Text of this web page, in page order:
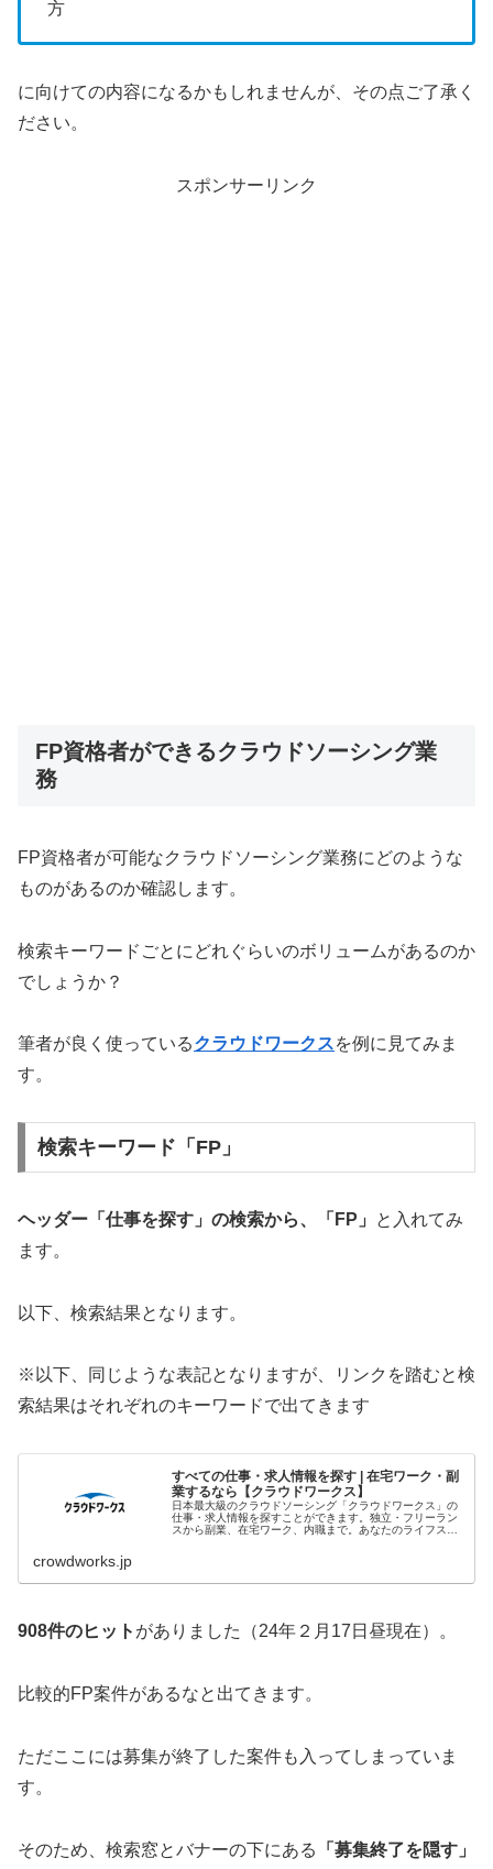
方
に向けての内容になるかもしれませんが、その点ご了承く
ださい。
スポンサーリンク
FP資格者ができるクラウドソーシング業
務
FP資格者が可能なクラウドソーシング業務にどのような
ものがあるのか確認します。
検索キーワードごとにどれぐらいのボリュームがあるのか
でしょうか？
筆者が良く使っているクラウドワークスを例に見てみま
す。
検索キーワード「FP」
ヘッダー「仕事を探す」の検索から、「FP」
と入れてみ
ます。
以下、検索結果となります。
※以下、同じような表記となりますが、リンクを踏むと検
索結果はそれぞれのキーワードで出てきます
すべての仕事・求人情報を探す | 在宅ワーク・副
業するなら【クラウドワークス】
日本最大級のクラウドソーシング「クラウドワークス」の
仕事・求人情報を探すことができます。独立・フリーラン
スから副業、在宅ワーク、内職まで。あなたのライフスタ
crowdworks.jp
908件のヒット がありました（24年２月17日昼現在）。
比較的FP案件があるなと出てきます。
ただここには募集が終了した案件も入ってしまっていま
す。
そのため、検索窓とバナーの下にある
「募集終了を隠す」